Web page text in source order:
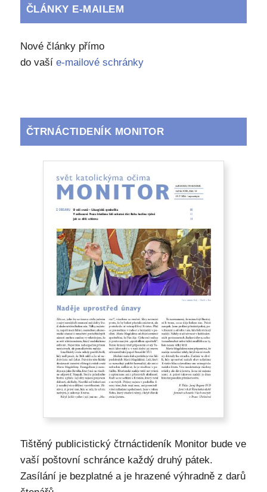
ČLÁNKY E-MAILEM
Nové články přímo
do vaší e-mailové schránky
ČTRNÁCTIDENÍK MONITOR
Tištěný publicistický čtrnáctideník Monitor bude ve
vaší poštovní schránce každý druhý pátek.
Zasílání je bezplatné a je hrazené výhradně z darů